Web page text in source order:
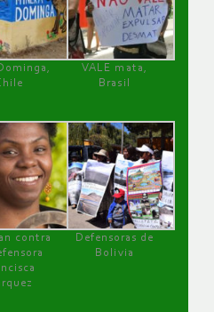
VALE mata,
Brasil
contra
Defensoras de
Bolivia